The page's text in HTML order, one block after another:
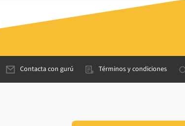
Contacta con gurú Términos y condiciones